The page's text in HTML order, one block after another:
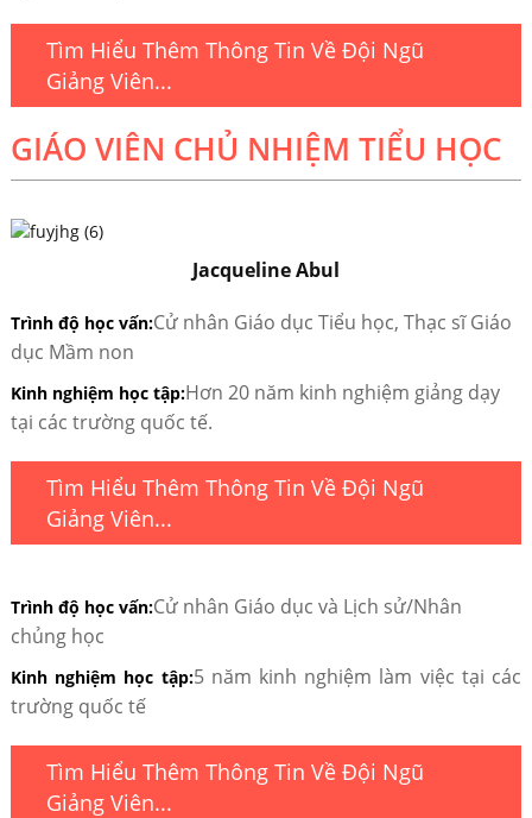
Tìm Hiểu Thêm Thông Tin Về Đội Ngũ
Giảng Viên...
GIÁO VIÊN CHỦ NHIỆM TIỂU HỌC
Jacqueline Abul
Trình độ học vấn:Cử nhân Giáo dục Tiểu học, Thạc sĩ Giáo
dục Mầm non
Kinh nghiệm học tập:Hơn 20 năm kinh nghiệm giảng dạy
tại các trường quốc tế.
Tìm Hiểu Thêm Thông Tin Về Đội Ngũ
Giảng Viên...
Trình độ học vấn:Cử nhân Giáo dục và Lịch sử/Nhân
chủng học
Kinh nghiệm học tập:5 năm kinh nghiệm làm việc tại các
trường quốc tế
Tìm Hiểu Thêm Thông Tin Về Đội Ngũ
Giảng Viên...